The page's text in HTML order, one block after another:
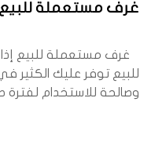
غرف مستعملة للبيع 97766557
غرف مستعملة للبيع
للبيع توفر عليك الكثير
وصالحة للاستخدام